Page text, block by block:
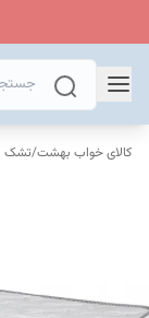
کالای خواب بهشت/تشک